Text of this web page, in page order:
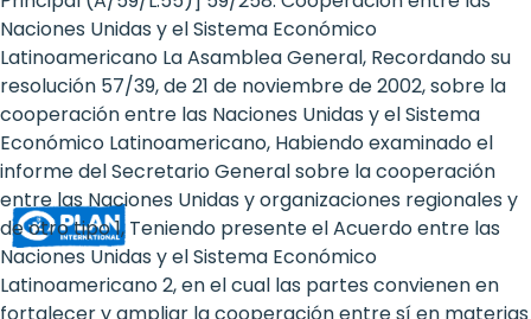
-
Girls'
rights
are
human
rights:
Naciones Unidas y el Sistema Económico
Latinoamericano La Asamblea General, Recordando su
resolución 57/39, de 21 de noviembre de 2002, sobre la
cooperación entre las Naciones Unidas y el Sistema
Económico Latinoamericano, Habiendo examinado el
informe del Secretario General sobre la cooperación
entre las Naciones Unidas y organizaciones regionales y
de otro tipo 1, Teniendo presente el Acuerdo entre las
Naciones Unidas y el Sistema Económico
Latinoamericano 2, en el cual las partes convienen en